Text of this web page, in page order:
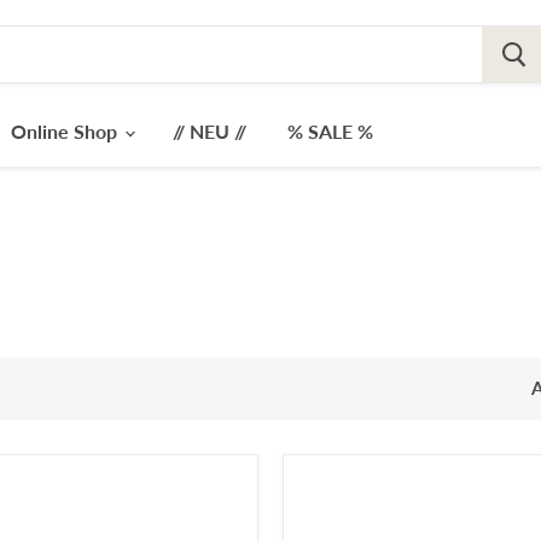
Online Shop // NEU // % SALE %